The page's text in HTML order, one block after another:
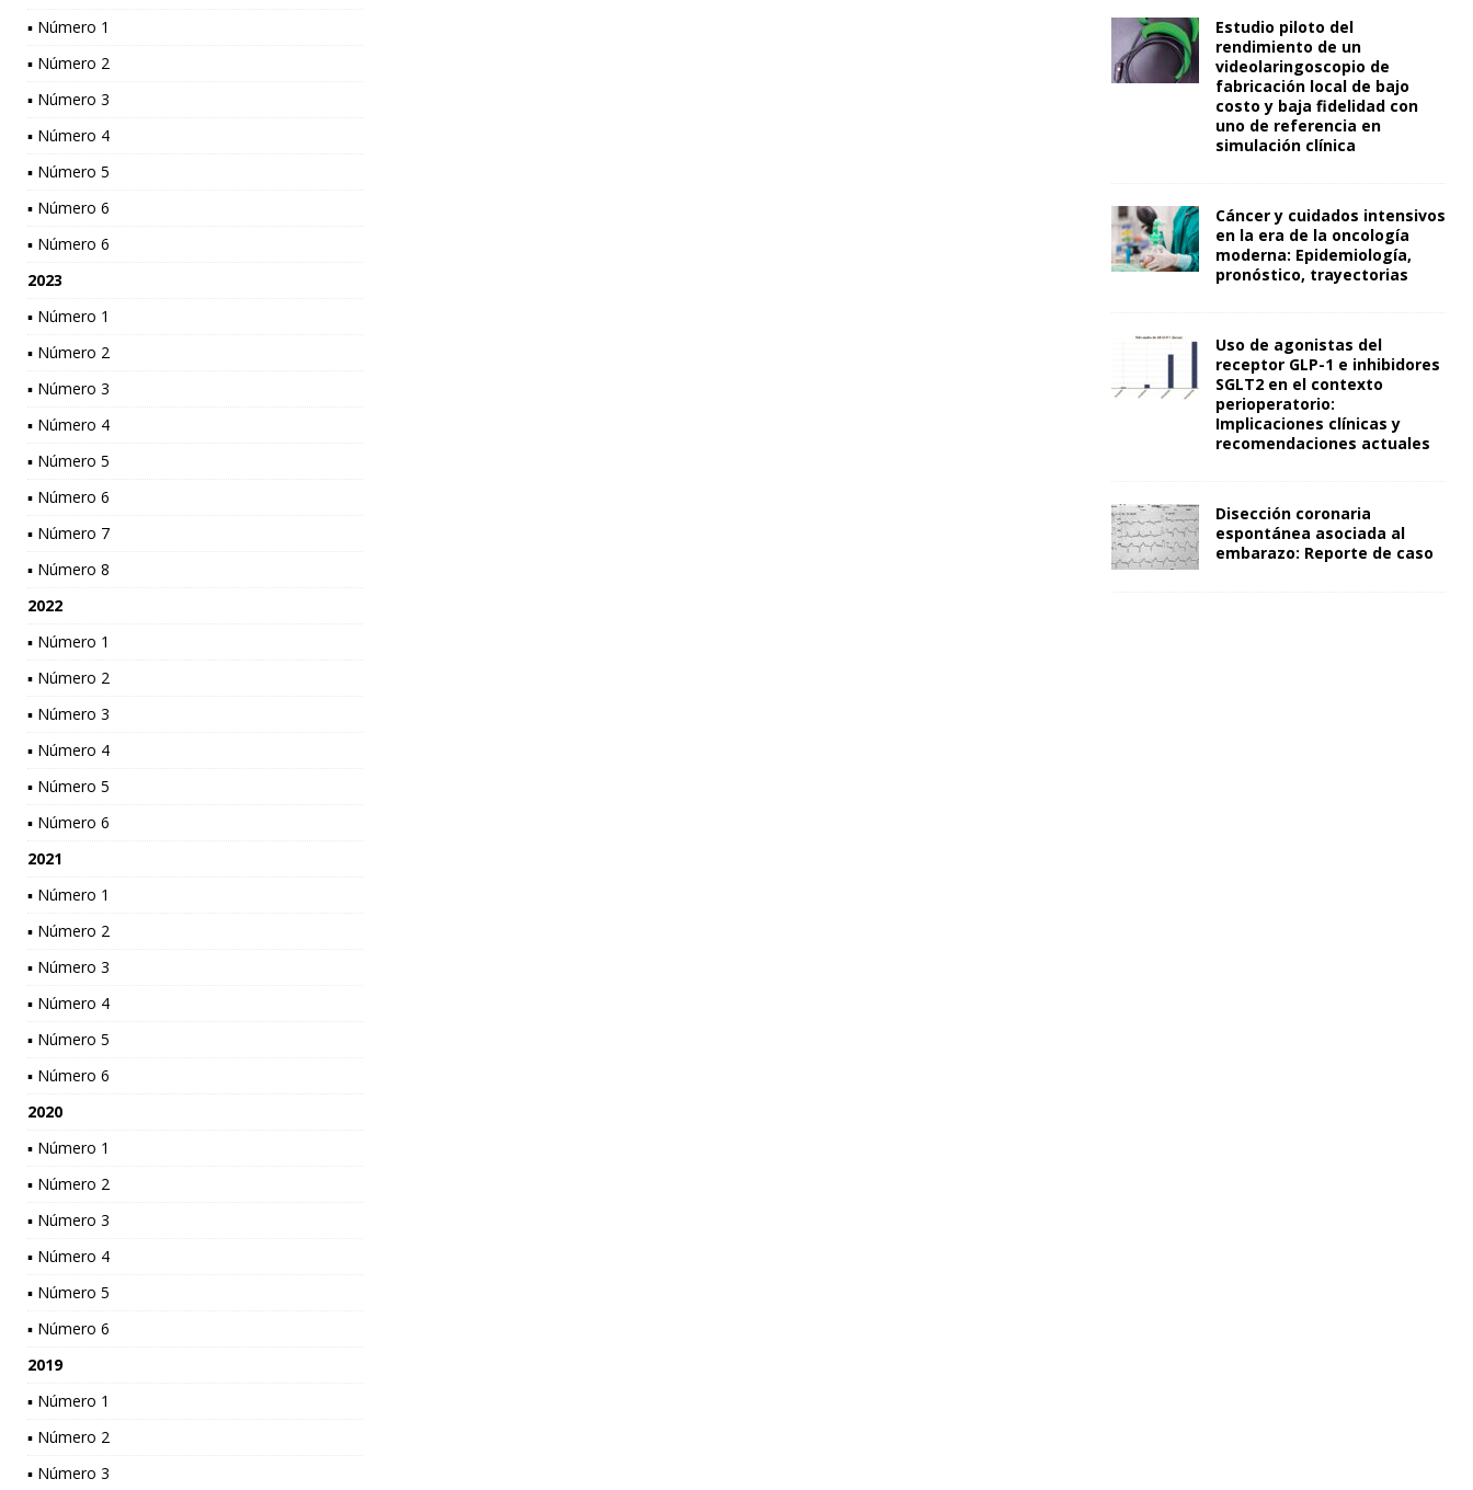
▪ Número 1
▪ Número 2
▪ Número 3
▪ Número 4
▪ Número 5
▪ Número 6
▪ Número 6
2023
▪ Número 1
▪ Número 2
▪ Número 3
▪ Número 4
▪ Número 5
▪ Número 6
▪ Número 7
▪ Número 8
2022
▪ Número 1
▪ Número 2
▪ Número 3
▪ Número 4
▪ Número 5
▪ Número 6
2021
▪ Número 1
▪ Número 2
▪ Número 3
▪ Número 4
▪ Número 5
▪ Número 6
2020
▪ Número 1
▪ Número 2
▪ Número 3
▪ Número 4
▪ Número 5
▪ Número 6
2019
▪ Número 1
▪ Número 2
▪ Número 3
Estudio piloto del
rendimiento de un
videolaringoscopio de
fabricación local de bajo
costo y baja fidelidad con
uno de referencia en
simulación clínica
Cáncer y cuidados intensivos
en la era de la oncología
moderna: Epidemiología,
pronóstico, trayectorias
Uso de agonistas del
receptor GLP-1 e inhibidores
SGLT2 en el contexto
perioperatorio:
Implicaciones clínicas y
recomendaciones actuales
Disección coronaria
espontánea asociada al
embarazo: Reporte de caso